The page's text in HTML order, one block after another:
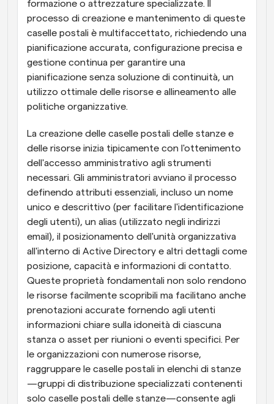
formazione o attrezzature specializzate. Il
processo di creazione e mantenimento di queste
caselle postali è multifaccettato, richiedendo una
pianificazione accurata, configurazione precisa e
gestione continua per garantire una
pianificazione senza soluzione di continuità, un
utilizzo ottimale delle risorse e allineamento alle
politiche organizzative.
La creazione delle caselle postali delle stanze e
delle risorse inizia tipicamente con l'ottenimento
dell'accesso amministrativo agli strumenti
necessari. Gli amministratori avviano il processo
definendo attributi essenziali, incluso un nome
unico e descrittivo (per facilitare l'identificazione
degli utenti), un alias (utilizzato negli indirizzi
email), il posizionamento dell'unità organizzativa
all'interno di Active Directory e altri dettagli come
posizione, capacità e informazioni di contatto.
Queste proprietà fondamentali non solo rendono
le risorse facilmente scopribili ma facilitano anche
prenotazioni accurate fornendo agli utenti
informazioni chiare sulla idoneità di ciascuna
stanza o asset per riunioni o eventi specifici. Per
le organizzazioni con numerose risorse,
raggruppare le caselle postali in elenchi di stanze
—gruppi di distribuzione specializzati contenenti
solo caselle postali delle stanze—consente agli